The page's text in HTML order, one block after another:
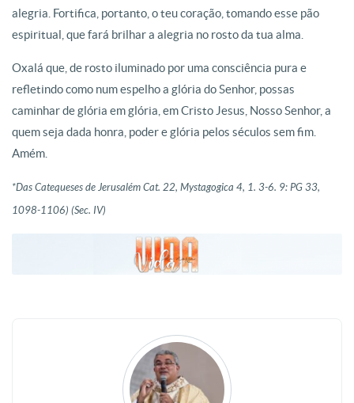
alegria. Fortifica, portanto, o teu coração, tomando esse pão
espiritual, que fará brilhar a alegria no rosto da tua alma.
Oxalá que, de rosto iluminado por uma consciência pura e
refletindo como num espelho a glória do Senhor, possas
caminhar de glória em glória, em Cristo Jesus, Nosso Senhor, a
quem seja dada honra, poder e glória pelos séculos sem fim.
Amém.
*Das Catequeses de JerusalémCat. 22, Mystagogica 4, 1. 3-6. 9: PG 33,
1098-1106) (Sec. IV)